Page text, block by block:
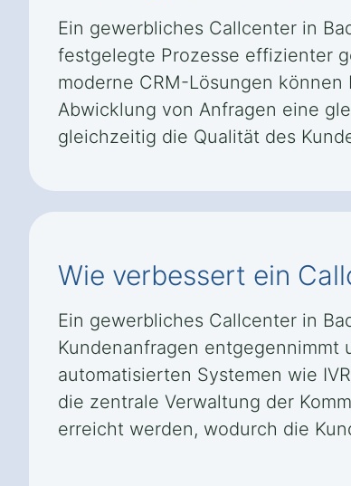
Ein gewerbliches Callcenter in
festgelegte Prozesse effizienter
moderne CRM-Lösungen
Abwicklung von Anfragen eine
gleichzeitig die Qualität des
Wie verbessert ein
Ein gewerbliches Callcenter in
Kundenanfragen
automatisierten Systemen wie
die zentrale Verwaltung der
erreicht werden, wodurch die